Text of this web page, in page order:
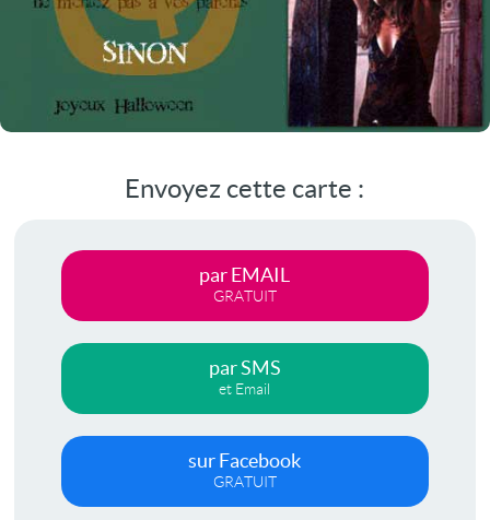
Envoyez cette carte :
par EMAIL
GRATUIT
par SMS
et Email
sur Facebook
GRATUIT